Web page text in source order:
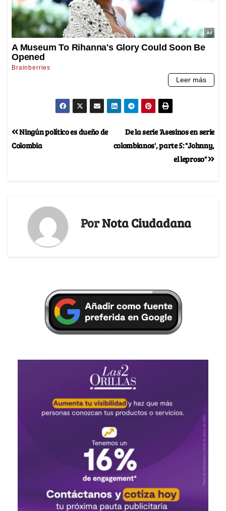
De la serie 'Asesinos en serie
colombianos', parte 5: "Johnny,
el leproso"
Ningún político es dueño de
Colombia
PorNota Ciudadana